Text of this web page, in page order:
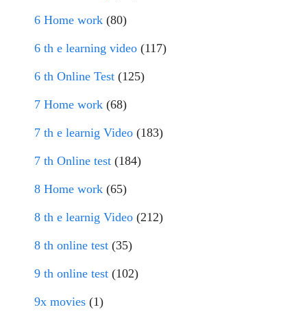
6 Home work (80)
6 th e learning video (117)
6 th Online Test (125)
7 Home work (68)
7 th e learnig Video (183)
7 th Online test (184)
8 Home work (65)
8 th e learnig Video (212)
8 th online test (35)
9 th online test (102)
9x movies (1)